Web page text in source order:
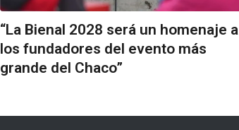
“La Bienal 2028 será un homenaje a
los fundadores del evento más
grande del Chaco”